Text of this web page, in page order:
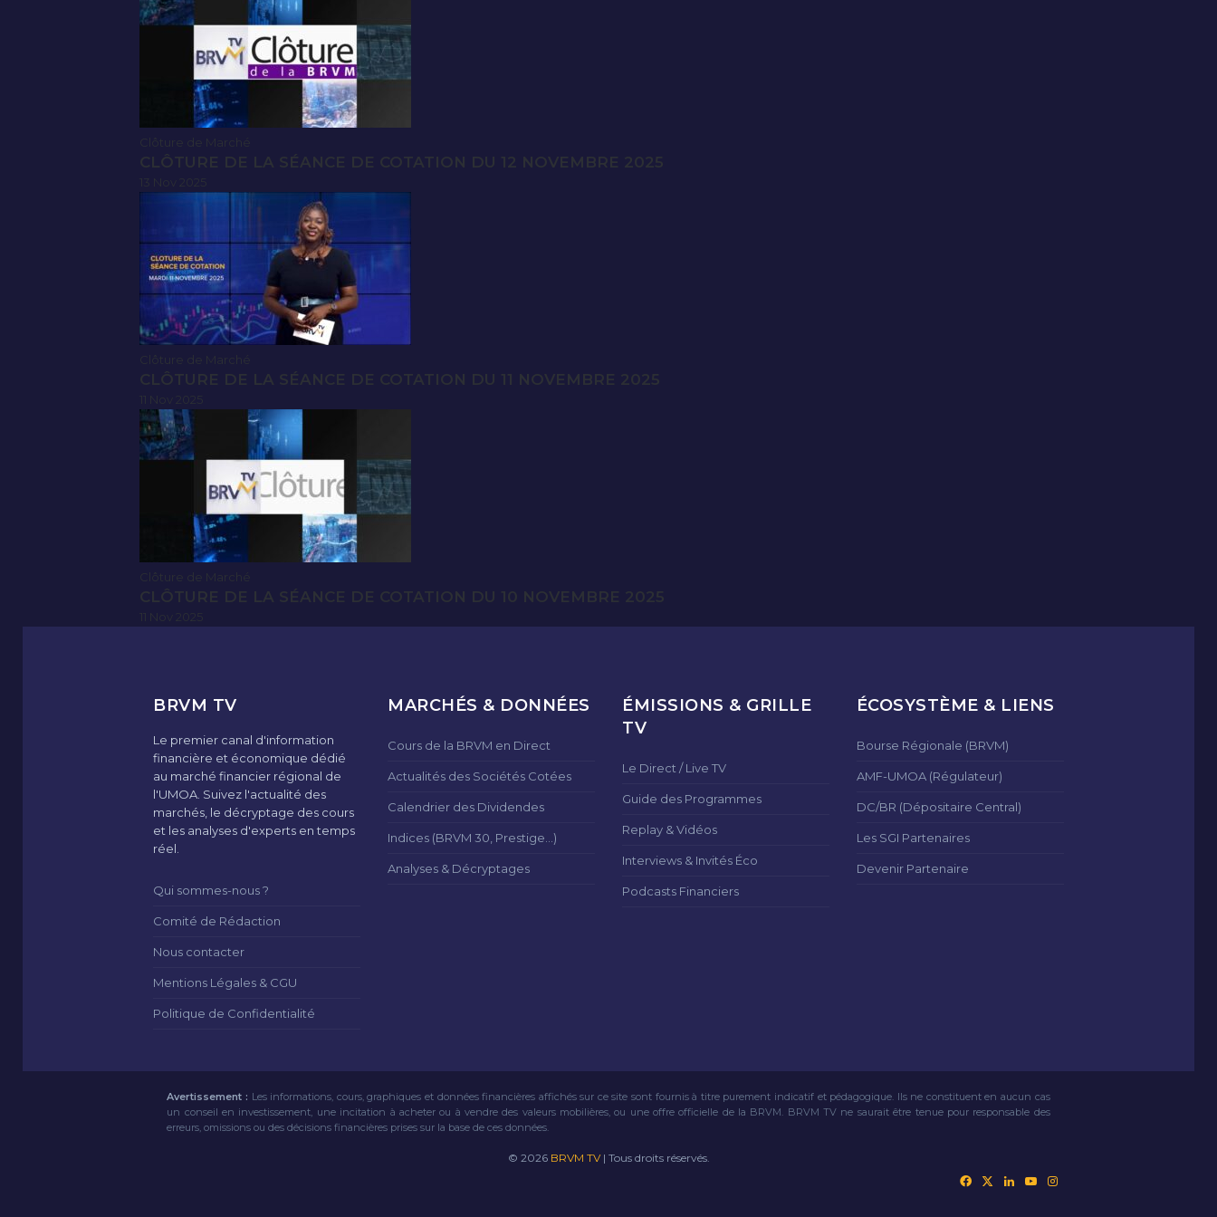
CLÔTURE DE LA SÉANCE DE COTATION DU 12 NOVEMBRE 2025
CLÔTURE DE LA SÉANCE DE COTATION DU 11 NOVEMBRE 2025
CLÔTURE DE LA SÉANCE DE COTATION DU 10 NOVEMBRE 2025
BRVM TV
Le premier canal d'information
financière et économique dédié
au marché financier régional de
l'UMOA. Suivez l'actualité des
marchés, le décryptage des cours
et les analyses d'experts en temps
réel.
Qui sommes-nous ?
Comité de Rédaction
Nous contacter
Mentions Légales & CGU
Politique de Confidentialité
MARCHÉS & DONNÉES
Cours de la BRVM en Direct
Actualités des Sociétés Cotées
Calendrier des Dividendes
Indices (BRVM 30, Prestige...)
Analyses & Décryptages
ÉMISSIONS & GRILLE
TV
Le Direct / Live TV
Guide des Programmes
Replay & Vidéos
Interviews & Invités Éco
Podcasts Financiers
ÉCOSYSTÈME & LIENS
Bourse Régionale (BRVM)
AMF-UMOA (Régulateur)
DC/BR (Dépositaire Central)
Les SGI Partenaires
Devenir Partenaire
Avertissement : Les informations, cours, graphiques et données financières affichés sur ce site sont fournis à titre purement indicatif et pédagogique. Ils ne constituent en aucun cas
un conseil en investissement, une incitation à acheter ou à vendre des valeurs mobilières, ou une offre officielle de la BRVM. BRVM TV ne saurait être tenue pour responsable des
erreurs, omissions ou des décisions financières prises sur la base de ces données.
© 2026 BRVM TV| Tous droits réservés.
FacebookLinkedinYouTube